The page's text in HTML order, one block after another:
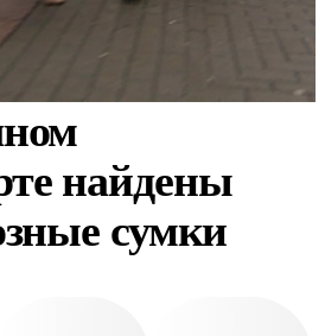
найдены
сумки